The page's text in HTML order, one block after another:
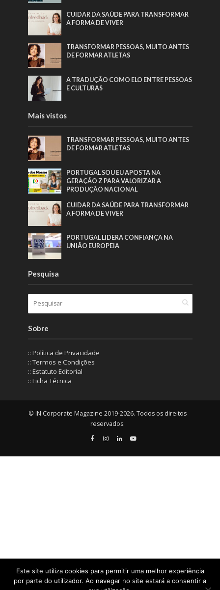
CUIDAR DA SAÚDE PARA TRANSFORMAR
A FORMA DE VIVER
TRANSFORMAR PESSOAS, MUITO ANTES
DE FORMAR ATLETAS
A TRADUÇÃO COMO ELO ENTRE PESSOAS
E CULTURAS
Mais vistos
TRANSFORMAR PESSOAS, MUITO ANTES
DE FORMAR ATLETAS
PORTUGAL SOU EU APOSTA NA
GERAÇÃO Z PARA VALORIZAR A
PRODUÇÃO NACIONAL
CUIDAR DA SAÚDE PARA TRANSFORMAR
A FORMA DE VIVER
PORTUGAL LIDERA CONFIANÇA NA
UNIÃO EUROPEIA
Pesquisa
Sobre
:: Política de Privacidade
:: Termos e Condições
:: Estatuto Editorial
:: Ficha Técnica
© IN Corporate Magazine 2019-2026. Todos os direitos
reservados.
Este site utiliza cookies para permitir uma melhor experiência
por parte do utilizador. Ao navegar no site estará a consentir a